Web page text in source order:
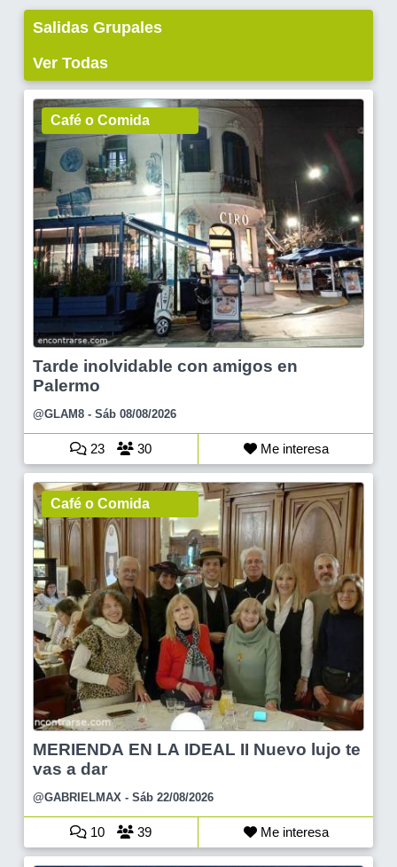
Salidas Grupales
Ver Todas
Café o Comida
Tarde inolvidable con amigos en
Palermo
@GLAM8 - Sáb 08/08/2026
23 30 Me interesa
Café o Comida
MERIENDA EN LA IDEAL II Nuevo lujo te
vas a dar
@GABRIELMAX - Sáb 22/08/2026
10 39 Me interesa